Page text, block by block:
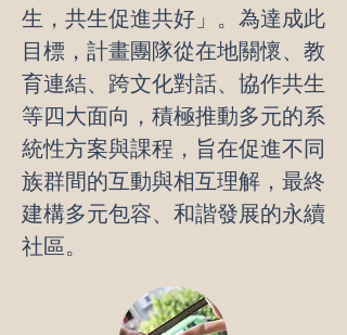
生，共生促進共好」。為達成此
目標，計畫團隊從在地關懷、教
育連結、跨文化對話、協作共生
等四大面向，積極推動多元的系
統性方案與課程，旨在促進不同
族群間的互動與相互理解，最終
建構多元包容、和諧發展的永續
社區。